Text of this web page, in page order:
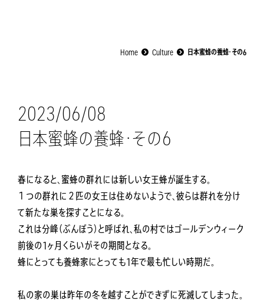
Home Culture 日本蜜蜂の養蜂・その6
2023/06/08
日本蜜蜂の養蜂・その6
春になると、蜜蜂の群れには新しい女王蜂が誕生する。
１つの群れに２匹の女王は住めないようで、彼らは群れを分け
て新たな巣を探すことになる。
これは分峰（ぶんぽう）と呼ばれ、私の村ではゴールデンウィーク
前後の1ヶ月くらいがその期間となる。
蜂にとっても養蜂家にとっても1年で最も忙しい時期だ。
私の家の巣は昨年の冬を越すことができずに死滅してしまった。